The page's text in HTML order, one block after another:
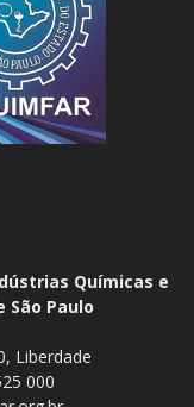
Químicas e
São Paulo
Liberdade
000